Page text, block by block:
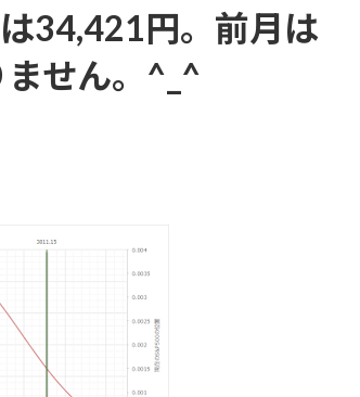
34,421円。前月は
せん。^_^